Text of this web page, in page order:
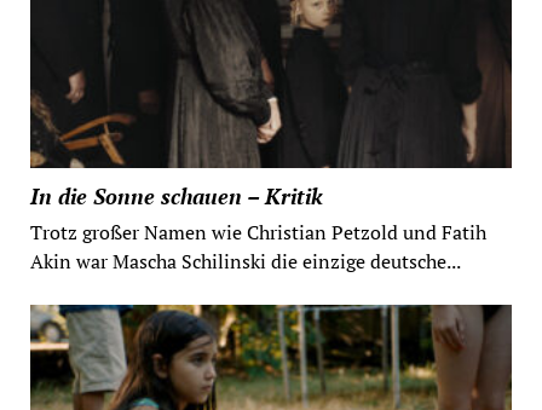
In die Sonne schauen – Kritik
Trotz großer Namen wie Christian Petzold und Fatih
Akin war Mascha Schilinski die einzige deutsche...